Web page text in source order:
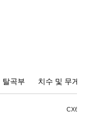
탈곡부 치수 및 무게